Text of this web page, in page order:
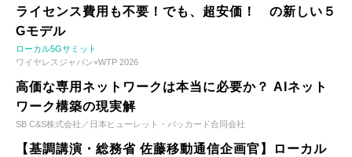
ライセンス費用も不要！でも、超安価！ の新しい５
Gモデル
ローカル5Gサミット
ワイヤレスジャパン×WTP 2026
高価な専用ネットワークは本当に必要か？ AIネット
ワーク構築の現実解
SB C&S株式会社／日本ヒューレット・パッカード合同会社
【基調講演・総務省 佐藤移動通信企画官】ローカル